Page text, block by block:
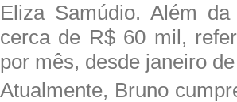
Eliza Samúdio. Além
cerca de R$ 60 mil,
por mês, desde janeiro
Atualmente, Bruno